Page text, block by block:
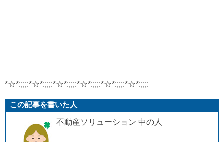
*☆*:;;;:*☆*:;;;:*☆*:;;;:*☆*:;;;:*☆*:;;;:*☆*:;;;:
この記事を書いた人
不動産ソリューション 中の人